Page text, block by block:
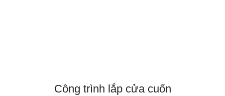
Công trình lắp cửa cuốn